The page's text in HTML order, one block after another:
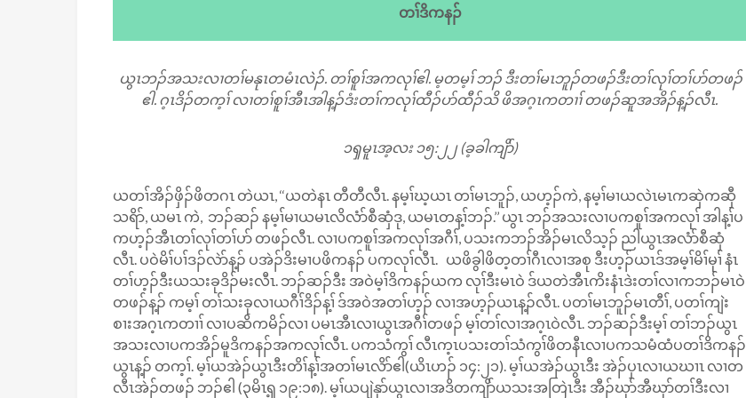
တၢ်ဒိကနၣ်
ယွၤဘၣ်အသးလၢတၢ်မနုၤတမံၤလဲၣ်. တၢ်စူၢ်အကလုၢ်ဧါ. မ့တမ့ၢ် ဘၣ် ဒီးတၢ်မၤဘူၣ်တဖၣ်ဒီးတၢ်လုၢ်တၢ်ပာ်တဖၣ်
ဧါ. ဂ့ၤဒိၣ်တက့ၢ် လၢတၢ်စူၢ်အီၤအါန့ၣ်ဒံးတၢ်ကလုၢ်ထီၣ်ပာ်ထီၣ်သိ ဖိအဂ့ၤကတၢၢ် တဖၣ်ဆူအအိၣ်န့ၣ်လီၤ.
၁ၡမူၤအ့လး ၁၅:၂၂ (ခ့ခါကျိာ်)
ယတၢ်အိၣ်ဖှိၣ်ဖိတဂၤ တဲယၤ, ‘‘ယတဲနၤ တီတီလီၤ. နမ့ၢ်ဃ့ယၤ တၢ်မၤဘူၣ်, ယဟ့ၣ်ကဲ, နမ့ၢ်မၢယလဲၤမၤကဆှဲကဆှီ
သရိာ်, ယမၤ ကဲ, ဘၣ်ဆၣ် နမ့ၢ်မၢယမၤလိလံာ်စီဆှံဒု, ယမၤတန့ၢ်ဘၣ်.’’ ယွၤ ဘၣ်အသးလၢပကစူၢ်အကလုၢ် အါန့ၢ်ပ
ကဟ့ၣ်အီၤတၢ်လုၢ်တၢ်ပာ် တဖၣ်လီၤ. လၢပကစူၢ်အကလုၢ်အဂီၢ်, ပသးကဘၣ်အိၣ်မၤလိသ့ၣ် ညါယွၤအလံာ်စီဆှံ
လီၤ. ပဝဲမိၢ်ပၢ်ဒၣ်လဲာ်န့ၣ် ပအဲၣ်ဒိးမၢပဖိကနၣ် ပကလုၢ်လီၤ. ယဖိခွါဖိတ့တၢ်ဂီၤလၢအစု ဒီးဟ့ၣ်ယၤဒ်အမ့ၢ်မိၢ်မုၢ် နံၤ
တၢ်ဟ့ၣ်ဒီးယသးခုဒိၣ်မးလီၤ. ဘၣ်ဆၣ်ဒီး အဝဲမ့ၢ်ဒိကနၣ်ယက လုၢ်ဒီးမၤဝဲ ဒ်ယတဲအီၤကိးနံၤဒဲးတၢ်လၢကဘၣ်မၤဝဲ
တဖၣ်န့ၣ် ကမ့ၢ် တၢ်သးခုလၢယဂီၢ်ဒိၣ်န့ၢ် ဒ်အဝဲအတၢ်ဟ့ၣ် လၢအဟ့ၣ်ယၤန့ၣ်လီၤ. ပတၢ်မၤဘူၣ်မၤတီၢ်, ပတၢ်ကျဲး
စၢးအဂ့ၤကတၢၢ် လၢပဆိကမိၣ်လၢ ပမၤအီၤလၢယွၤအဂီၢ်တဖၣ် မ့ၢ်တၢ်လၢအဂ့ၤဝဲလီၤ. ဘၣ်ဆၣ်ဒီးမ့ၢ် တၢ်ဘၣ်ယွၤ
အသးလၢပကအိၣ်မူဒိကနၣ်အကလုၢ်လီၤ. ပကသံကွၢ် လီၤက့ၤပသးတၢ်သံကွၢ်ဖိတနီၤလၢပကသမံထံပတၢ်ဒိကနၣ်
ယွၤန့ၣ် တက့ၢ်. မ့ၢ်ယအဲၣ်ယွၤဒီးတိၢ်န့ၢ်အတၢ်မၤလိာ်ဧါ(ယိၤဟၣ် ၁၄:၂၁). မ့ၢ်ယအဲၣ်ယွၤဒီး အဲၣ်ပှၤလၢယဃၢၤ လၢတ
လီၤအဲၣ်တဖၣ် ဘၣ်ဧါ (၃မိၤၡ့ ၁၉:၁၈). မ့ၢ်ယပျဲနုာ်ယွၤလၢအဒိတကျိာ်ယသးအတြဲၤဒီး အီၣ်ဃုာ်အီဃုာ်တၢ်ဒီးလၢ